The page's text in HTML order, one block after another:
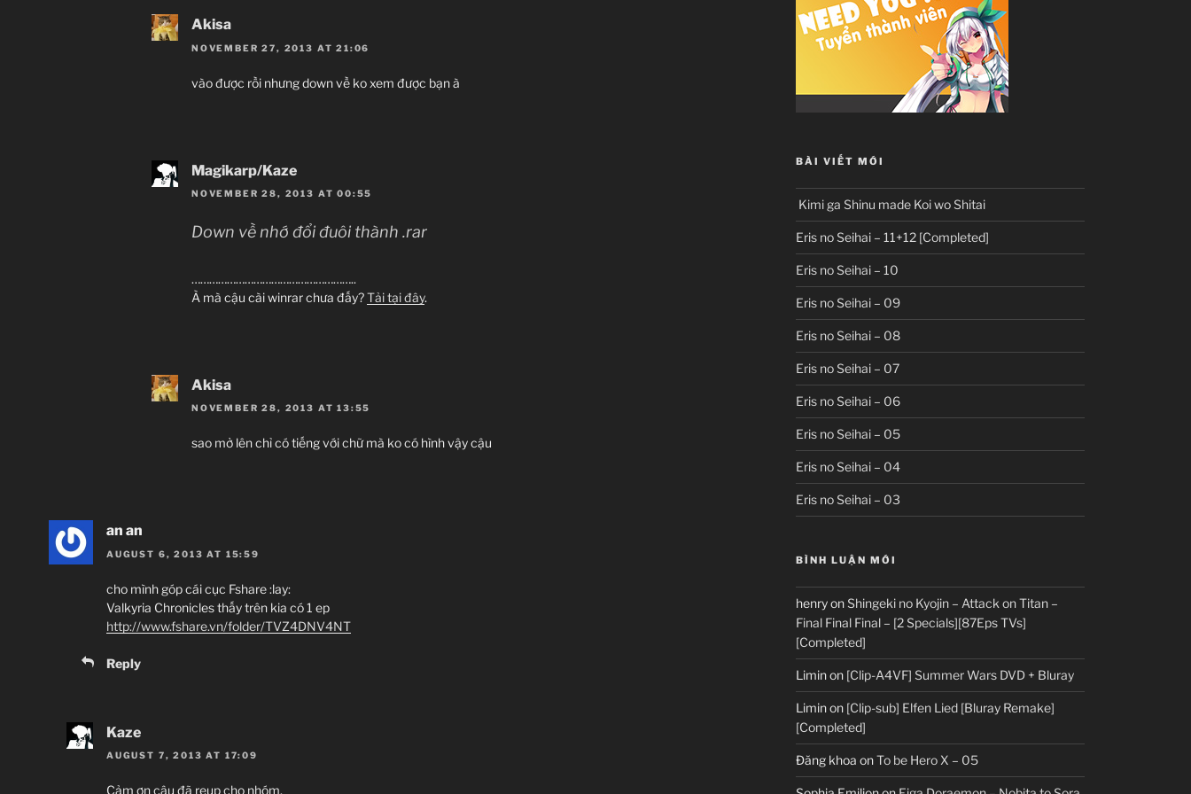
Akisa
NOVEMBER 27, 2013 AT 21:06
vào được rồi nhưng down về ko xem được bạn à
Magikarp/Kaze
NOVEMBER 28, 2013 AT 00:55
Down về nhớ đổi đuôi thành .rar
………………………………………………..
À mà cậu cài winrar chưa đấy?Tải tại đây.
Akisa
NOVEMBER 28, 2013 AT 13:55
sao mở lên chỉ có tiếng với chữ mà ko có hình vậy cậu
an an
AUGUST 6, 2013 AT 15:59
cho mình góp cái cục Fshare :lay:
Valkyria Chronicles thấy trên kia có 1 ep
http://www.fshare.vn/folder/TVZ4DNV4NT
Reply
Kaze
AUGUST 7, 2013 AT 17:09
Cảm ơn cậu đã reup cho nhóm.
BÀI VIẾT MỚI
Kimi ga Shinu made Koi wo Shitai
Eris no Seihai – 11+12 [Completed]
Eris no Seihai – 10
Eris no Seihai – 09
Eris no Seihai – 08
Eris no Seihai – 07
Eris no Seihai – 06
Eris no Seihai – 05
Eris no Seihai – 04
Eris no Seihai – 03
BÌNH LUẬN MỚI
henryonShingeki no Kyojin – Attack on Titan –
Final Final Final – [2 Specials][87Eps TVs]
[Completed]
Liminon [Clip-A4VF] Summer Wars DVD + Bluray
Liminon [Clip-sub] Elfen Lied [Bluray Remake]
[Completed]
Đăng khoa onTo be Hero X – 05